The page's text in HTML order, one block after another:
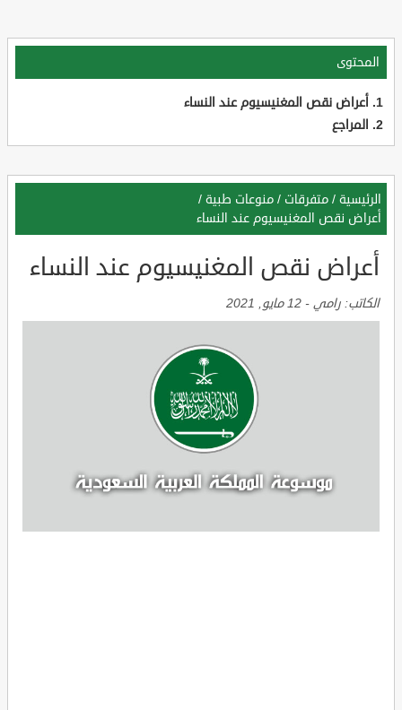
المحتوى
أعراض نقص المغنيسيوم عند النساء
المراجع
الرئيسية / متفرقات / منوعات طبية /
أعراض نقص المغنيسيوم عند النساء
أعراض نقص المغنيسيوم عند النساء
الكاتب: رامي - 12 مايو, 2021